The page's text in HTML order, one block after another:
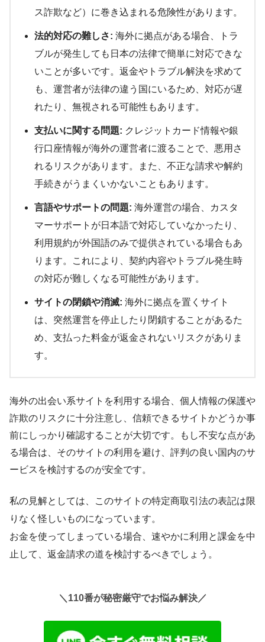
ス詐欺など）に巻き込まれる危険性があります。
法的対応の難しさ: 海外に拠点がある場合、トラ
ブルが発生しても日本の法律で簡単に対応できな
いことが多いです。返金やトラブル解決を求めて
も、運営者が法律の違う国にいるため、対応が遅
れたり、無視される可能性もあります。
支払いに関する問題: クレジットカード情報や銀
行口座情報が海外の運営者に渡ることで、悪用さ
れるリスクがあります。また、不正な請求や解約
手続きがうまくいかないこともあります。
言語やサポートの問題: 海外運営の場合、カスタ
マーサポートが日本語で対応していなかったり、
利用規約が外国語のみで提供されている場合もあ
ります。これにより、契約内容やトラブル発生時
の対応が難しくなる可能性があります。
サイトの閉鎖や消滅: 海外に拠点を置くサイト
は、突然運営を停止したり閉鎖することがあるた
め、支払った料金が返金されないリスクがありま
す。
海外の出会い系サイトを利用する場合、個人情報の保護や
詐欺のリスクに十分注意し、信頼できるサイトかどうか事
前にしっかり確認することが大切です。もし不安な点があ
る場合は、そのサイトの利用を避け、評判の良い国内のサ
ービスを検討するのが安全です。
私の見解としては、このサイトの特定商取引法の表記は限
りなく怪しい ものになっています。
お金を使ってしまっている場合、速やかに利用と課金を中
止して、返金請求の道を検討するべきでしょう。
＼110番が秘密厳守でお悩み解決／